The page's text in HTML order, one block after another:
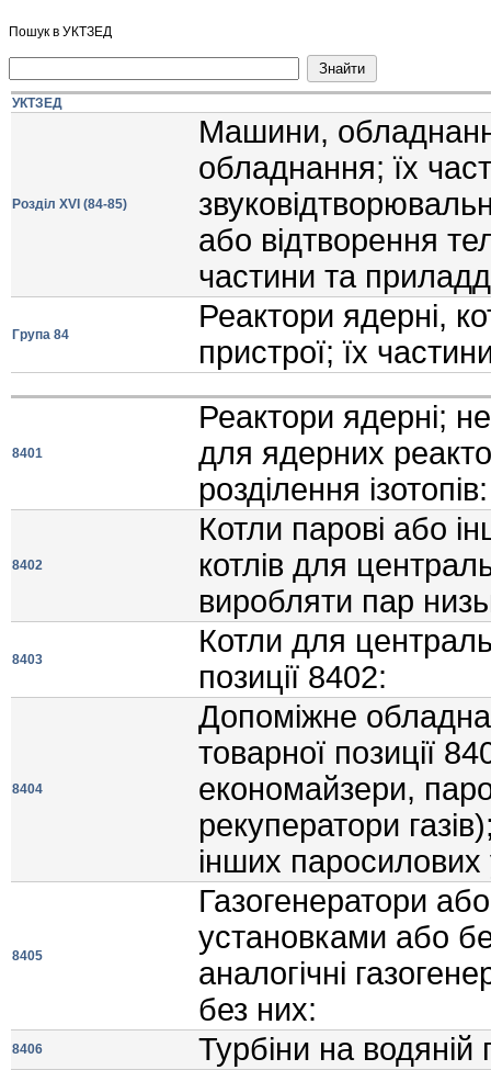
Пошук в УКТЗЕД
УКТЗЕД
Розділ XVI (84-85)
Машини,
обладнання; їх
або вiдтворення
частини та
Група 84
Реактори ядернi,
пристрої; їх
8401
Реактори ядернi;
для ядерних
роздiлення iзотопiв:
8402
Котли паровi або
котлiв для
виробляти пар
8403
Котли для
позицiї 8402:
8404
Допомiжне
товарної позицiї
економайзери,
рекуператори
iнших паросилових
8405
Газогенератори
установками або
аналогiчнi
без них:
8406 Турбiни на водянiй